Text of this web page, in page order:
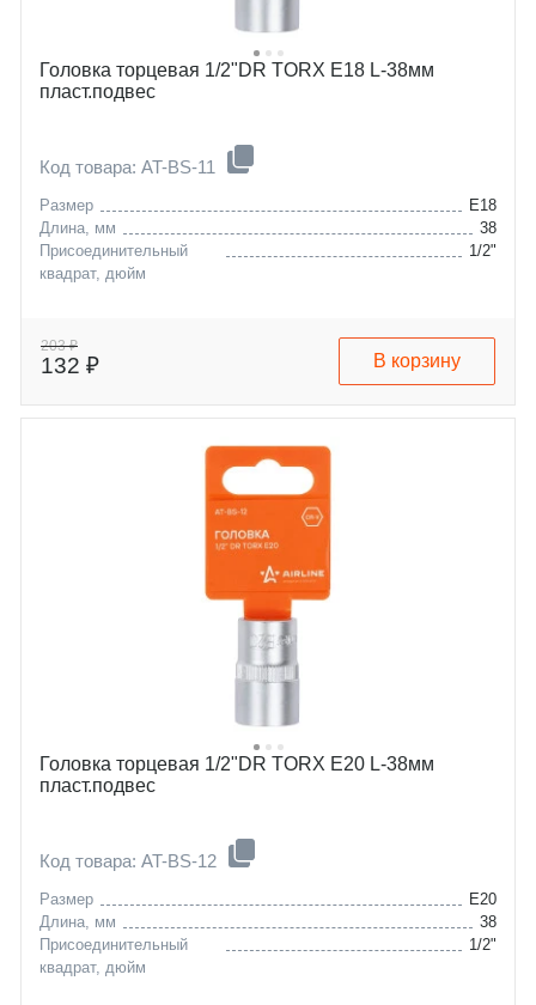
Головка торцевая 1/2"DR TORX E18 L-38мм
пласт.подвес
Код товара: AT-BS-11
Размер
E18
Длина, мм
38
Присоединительный
квадрат, дюйм
1/2"
203 ₽
132 ₽ В корзину
Головка торцевая 1/2"DR TORX E20 L-38мм
пласт.подвес
Код товара: AT-BS-12
Размер
E20
Длина, мм
38
Присоединительный
квадрат, дюйм
1/2"